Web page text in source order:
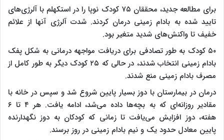
برای مطالعه جدید، محققان ۷۵ کودک نوپا را در استکهلم با آلرژی‌های
تایید شده به بادام زمینی درمان کردند. شدت آلرژی آنها از علائم
خفیف تا واکنش‌های شدید متغیر بود.
۵۰ کودک به طور تصادفی برای دریافت مواجهه درمانی به شکل پفک
بادام زمینی انتخاب شدند، در حالی که ۲۵ کودک دیگر به طور کامل از
مصرف بادام زمینی منع شدند.
درمان در بیمارستان با دوز بسیار پایین شروع شد و سپس در خانه با
مقادیر روزانه‌ای که به بچه‌ها داده می‌شد، ادامه یافت. هر ۴ تا ۶
هفته، دوز افزایش می‌یافت تا زمانی که کودکان به دوز نگهدارنده
پایین معادل حدود یک و نیم بادام زمینی در روز برسند.